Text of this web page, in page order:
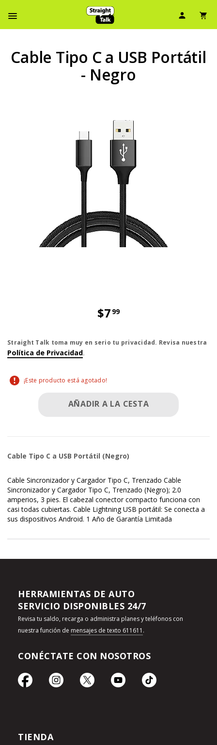
Menú de barra de navegación
Ícono
Cable Tipo C a USB Portátil
- Negro
$7 99
Straight Talk toma muy en serio tu privacidad. Revisa nuestra
Política de Privacidad.
¡Este producto está agotado!
AÑADIR A LA CESTA
Cable Tipo C a USB Portátil (Negro)
Cable Sincronizador y Cargador Tipo C, Trenzado Cable
Sincronizador y Cargador Tipo C, Trenzado (Negro); 2.0
amperios, 3 pies. El cabezal conector compacto funciona con
casi todas cubiertas. Cable Lightning USB portátil: Se conecta a
sus dispositivos Android. 1 Año de Garantía Limitada
HERRAMIENTAS DE AUTO
SERVICIO DISPONIBLES 24/7
Revisa tu saldo, recarga o administra planes y teléfonos con
nuestra función de mensajes de texto 611611 .
CONÉCTATE CON NOSOTROS
TIENDA